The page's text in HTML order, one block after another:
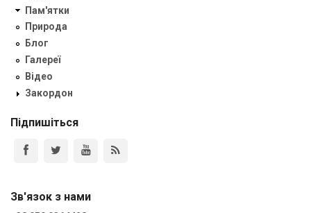
Пам'ятки
Природа
Блог
Галереї
Відео
Закордон
Підпишіться
Зв'язок з нами